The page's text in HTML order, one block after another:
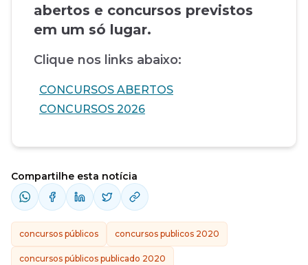
abertos e concursos previstos
em um só lugar.
Clique nos links abaixo:
CONCURSOS ABERTOS
CONCURSOS 2026
Compartilhe esta notícia
concursos públicos concursos publicos 2020
concursos públicos publicado 2020